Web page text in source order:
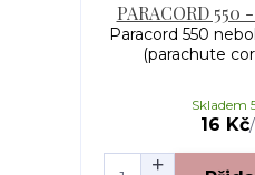
PARACORD 550
Paracord 550
(parachute
16 Kč/
Skladem